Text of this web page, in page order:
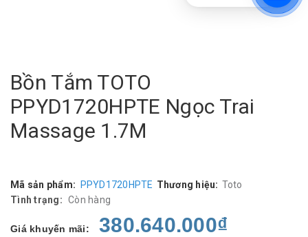
Bồn Tắm TOTO
PPYD1720HPTE Ngọc Trai
Massage 1.7M
Mã sản phẩm: PPYD1720HPTE Thương hiệu: Toto
Tình trạng: Còn hàng
Giá khuyến mãi: 380.640.000₫